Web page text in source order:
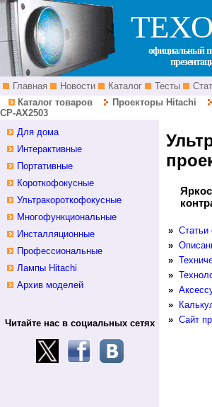
официальный
Главная Новости Каталог Тесты
Каталог товаров
Проекторы Hitachi
CP-AX2503
» Статьи
»
»
»
»
»
» Сайт
Для дома
Интерактивные
Портативные
Короткофокусные
Ультракороткофокусные
Многофункциональные
Инсталляционные
Профессиональные
Лампы Hitachi
Архив моделей
Читайте нас в социальных сетях